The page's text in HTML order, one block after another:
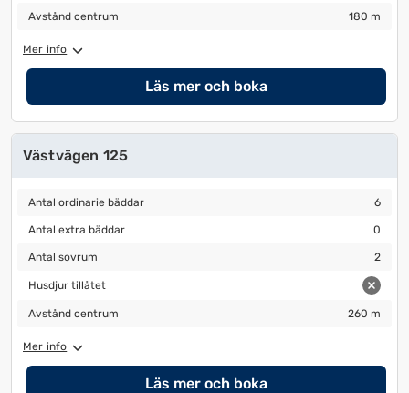
Avstånd centrum
Avstånd centrum 180 m
Mer info
Läs mer och boka
Västvägen 125
Antal ordinarie bäddar
Antal ordinarie bäddar 6
Antal extra bäddar
Antal extra bäddar 0
Antal sovrum
Antal sovrum 2
Husdjur tillåtet
Husdjur tillåtet
Avstånd centrum
Avstånd centrum 260 m
Mer info
Läs mer och boka